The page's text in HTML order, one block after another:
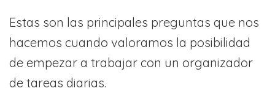
Estas son las principales preguntas que nos
hacemos cuando valoramos la posibilidad
de empezar a trabajar con un organizador
de tareas diarias.